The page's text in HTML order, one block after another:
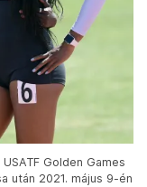
Golden Games
után 2021. május 9-én